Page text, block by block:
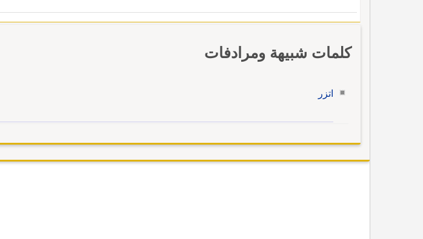
كلمات شبيهة ومرادفات
اتزر